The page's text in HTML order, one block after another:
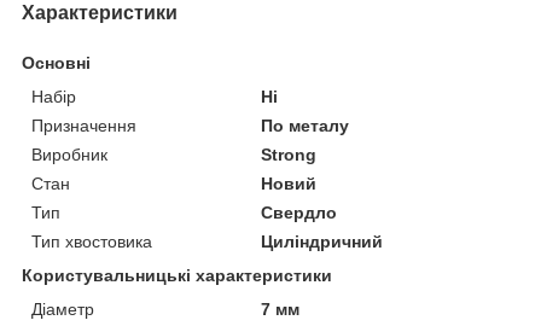
Характеристики
Основні
Набір
Ні
Призначення
По металу
Виробник
Strong
Стан
Новий
Тип
Свердло
Тип хвостовика
Циліндричний
Користувальницькі характеристики
Діаметр
7 мм